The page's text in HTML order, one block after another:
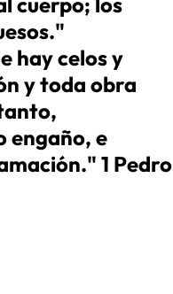
hay celos y
y toda obra
engaño, e
1 Pedro